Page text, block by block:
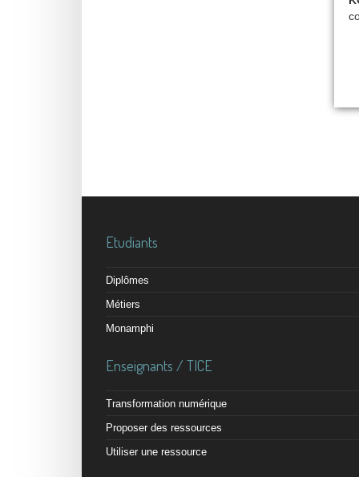
Etudiants
Diplômes
Métiers
Monamphi
Enseignants / TICE
Transformation numérique
Proposer des ressources
Utiliser une ressource